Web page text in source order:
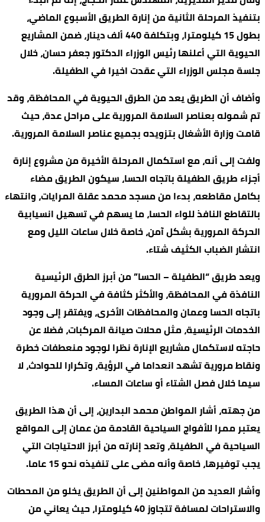
بتنفيذ المرحلة الثانية من إنارة الطريق الأسبوع الماضي،
بطول 15 كيلومترا، وبتكلفة 440 ألف دينار، ضمن المشاريع
الحيوية التي أعلنها رئيس الوزراء الدكتور جعفر حسان، خلال
جلسة مجلس الوزراء التي عقدت اخيرا في الطفيلة.
وأضاف أن الطريق يعد من الطرق الحيوية في المحافظة، وقد
تم شموله بعناصر السلامة المرورية على مراحل عدة، حيث
قامت وزارة الأشغال بتزويده بجميع عناصر السلامة المرورية.
ولفت إلى أنه، مع استكمال المرحلة الأخيرة من مشروع إنارة
أجزاء طريق الطفيلة باتجاه الحسا، سيكون الطريق مضاء
بكامل مقاطعه، بدءا من مسجد محمد عقلة المرايات، وانتهاء
بالتقاطع النافذ للواء الحسا، ما يسهم في تسهيل انسيابية
الحركة المرورية بشكل آمن، خاصة خلال ساعات الليل ومع
انتشار الضباب الكثيف شتاء.
ويعد طريق “الطفيلة – الحسا” من أبرز الطرق الرئيسية
النافذة في المحافظة، والأكثر كثافة في الحركة المرورية
باتجاه الحسا وعمان والمحافظات الأخرى، ويفتقر إلى وجود
الخدمات الرئيسية، مثل محلات صيانة المركبات، فضلا عن
حاجته لاستكمال مشاريع الإنارة نظرا لوجود منعطفات خطرة
ونقاط مرورية تشهد انعداما في الرؤية، وتكرارا للحوادث، لا
سيما خلال فصل الشتاء أو ساعات المساء.
من جهته، أشار المواطن محمد البدارين، إلى أن هذا الطريق
يعتبر ممرا للأفواج السياحية القادمة من عمان إلى المواقع
السياحية في الطفيلة، وتعد إنارته من أبرز الاحتياجات التي
يجب توفيرها، خاصة وأنه مضى على تنفيذه نحو 15 عاما.
وأشار العديد من المواطنين إلى أن الطريق يخلو من المحطات
والاستراحات لمسافة تتجاوز 40 كيلومترا، حيث يعاني من